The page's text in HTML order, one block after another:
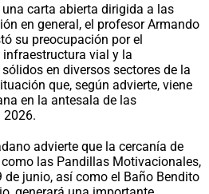
una carta abierta dirigida a las
en general, el profesor Armando
su preocupación por el
infraestructura vial y la
en diversos sectores de la
que, según advierte, viene
en la antesala de las
2026.
advierte que la cercanía de
las Pandillas Motivacionales,
junio, así como el Baño Bendito